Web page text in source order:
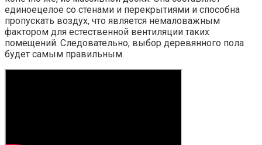
единоецелое со стенами и перекрытиями и способна
пропускать воздух, что является немаловажным
фактором для естественной вентиляции таких
помещений. Следовательно, выбор деревянного пола
будет самым правильным.